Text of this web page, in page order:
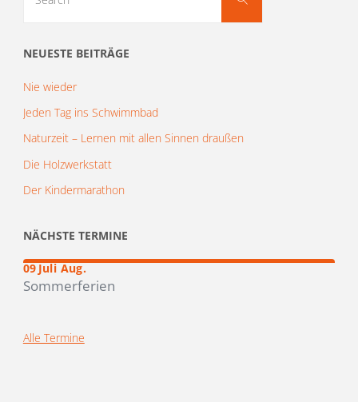
NEUESTE BEITRÄGE
Nie wieder
Jeden Tag ins Schwimmbad
Naturzeit – Lernen mit allen Sinnen draußen
Die Holzwerkstatt
Der Kindermarathon
NÄCHSTE TERMINE
09Juli
–19
Aug.
Sommerferien
Alle Termine